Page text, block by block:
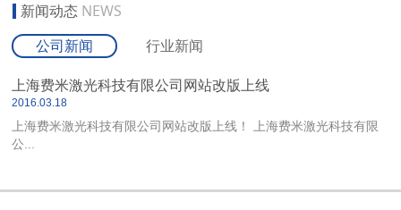
新闻动态 NEWS
公司新闻
行业新闻
上海费米激光科技有限公司网站改版上线
2016.03.18
上海费米激光科技有限公司网站改版上线！ 上海费米激光科技有限
公...